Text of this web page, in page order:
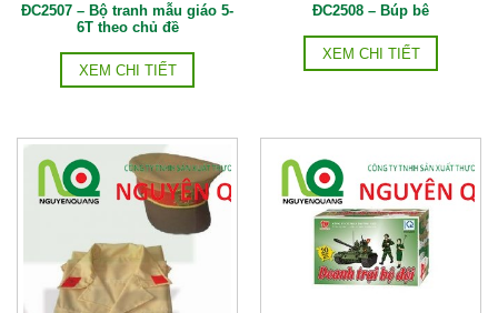
ĐC2507 – Bộ tranh mẫu giáo 5-
6T theo chủ đề
XEM CHI TIẾT
ĐC2508 – Búp bê
XEM CHI TIẾT